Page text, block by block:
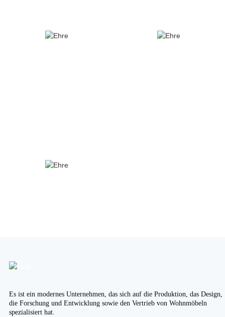
Es ist ein modernes Unternehmen, das sich auf die Produktion, das Design,
die Forschung und Entwicklung sowie den Vertrieb von Wohnmöbeln
spezialisiert hat.